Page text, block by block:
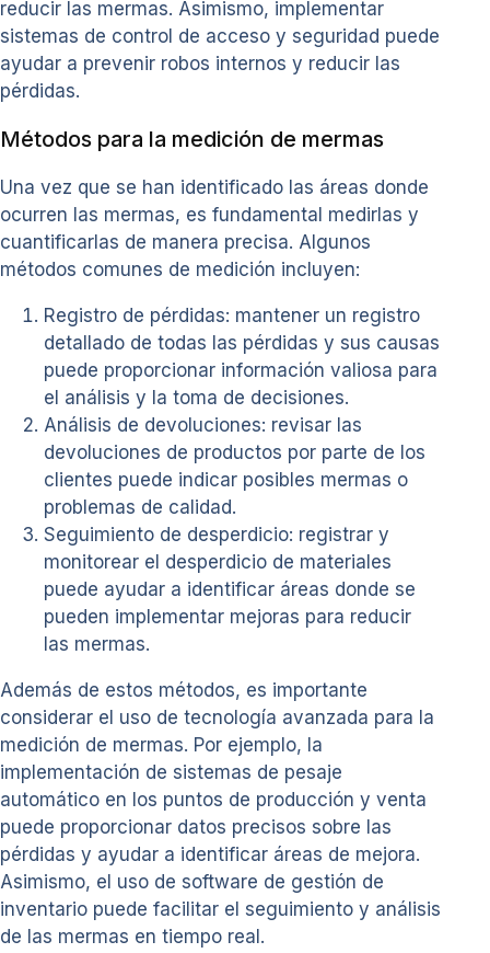
reducir las mermas. Asimismo, implementar
sistemas de control de acceso y seguridad puede
ayudar a prevenir robos internos y reducir las
pérdidas.
Métodos para la medición de mermas
Una vez que se han identificado las áreas donde
ocurren las mermas, es fundamental medirlas y
cuantificarlas de manera precisa. Algunos
métodos comunes de medición incluyen:
Registro de pérdidas: mantener un registro
detallado de todas las pérdidas y sus causas
puede proporcionar información valiosa para
el análisis y la toma de decisiones.
Análisis de devoluciones: revisar las
devoluciones de productos por parte de los
clientes puede indicar posibles mermas o
problemas de calidad.
Seguimiento de desperdicio: registrar y
monitorear el desperdicio de materiales
puede ayudar a identificar áreas donde se
pueden implementar mejoras para reducir
las mermas.
Además de estos métodos, es importante
considerar el uso de tecnología avanzada para la
medición de mermas. Por ejemplo, la
implementación de sistemas de pesaje
automático en los puntos de producción y venta
puede proporcionar datos precisos sobre las
pérdidas y ayudar a identificar áreas de mejora.
Asimismo, el uso de software de gestión de
inventario puede facilitar el seguimiento y análisis
de las mermas en tiempo real.